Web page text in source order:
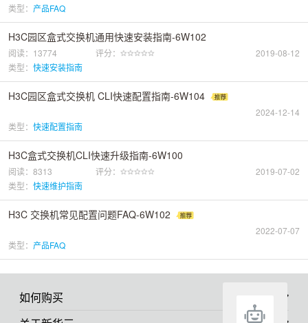
类型： 产品FAQ
H3C园区盒式交换机通用快速安装指南-6W102
阅读：13774 评分：
2019-08-12
类型： 快速安装指南
H3C园区盒式交换机 CLI快速配置指南-6W104
2024-12-14
类型： 快速配置指南
H3C盒式交换机CLI快速升级指南-6W100
阅读：8313 评分：
2019-07-02
类型： 快速维护指南
H3C 交换机常见配置问题FAQ-6W102
2022-07-07
类型： 产品FAQ
如何购买